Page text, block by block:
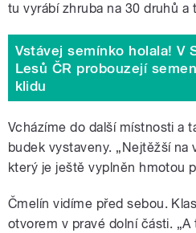
tu vyrábí zhruba na 30 druhů a
Vstávej semínko holala! V
Lesů ČR probouzejí
klidu
Vcházíme do další místnosti a
budek vystaveny. „Nejtěžší na
který je ještě vyplněn hmotou
Čmelín vidíme před sebou.
otvorem v pravé dolní části.